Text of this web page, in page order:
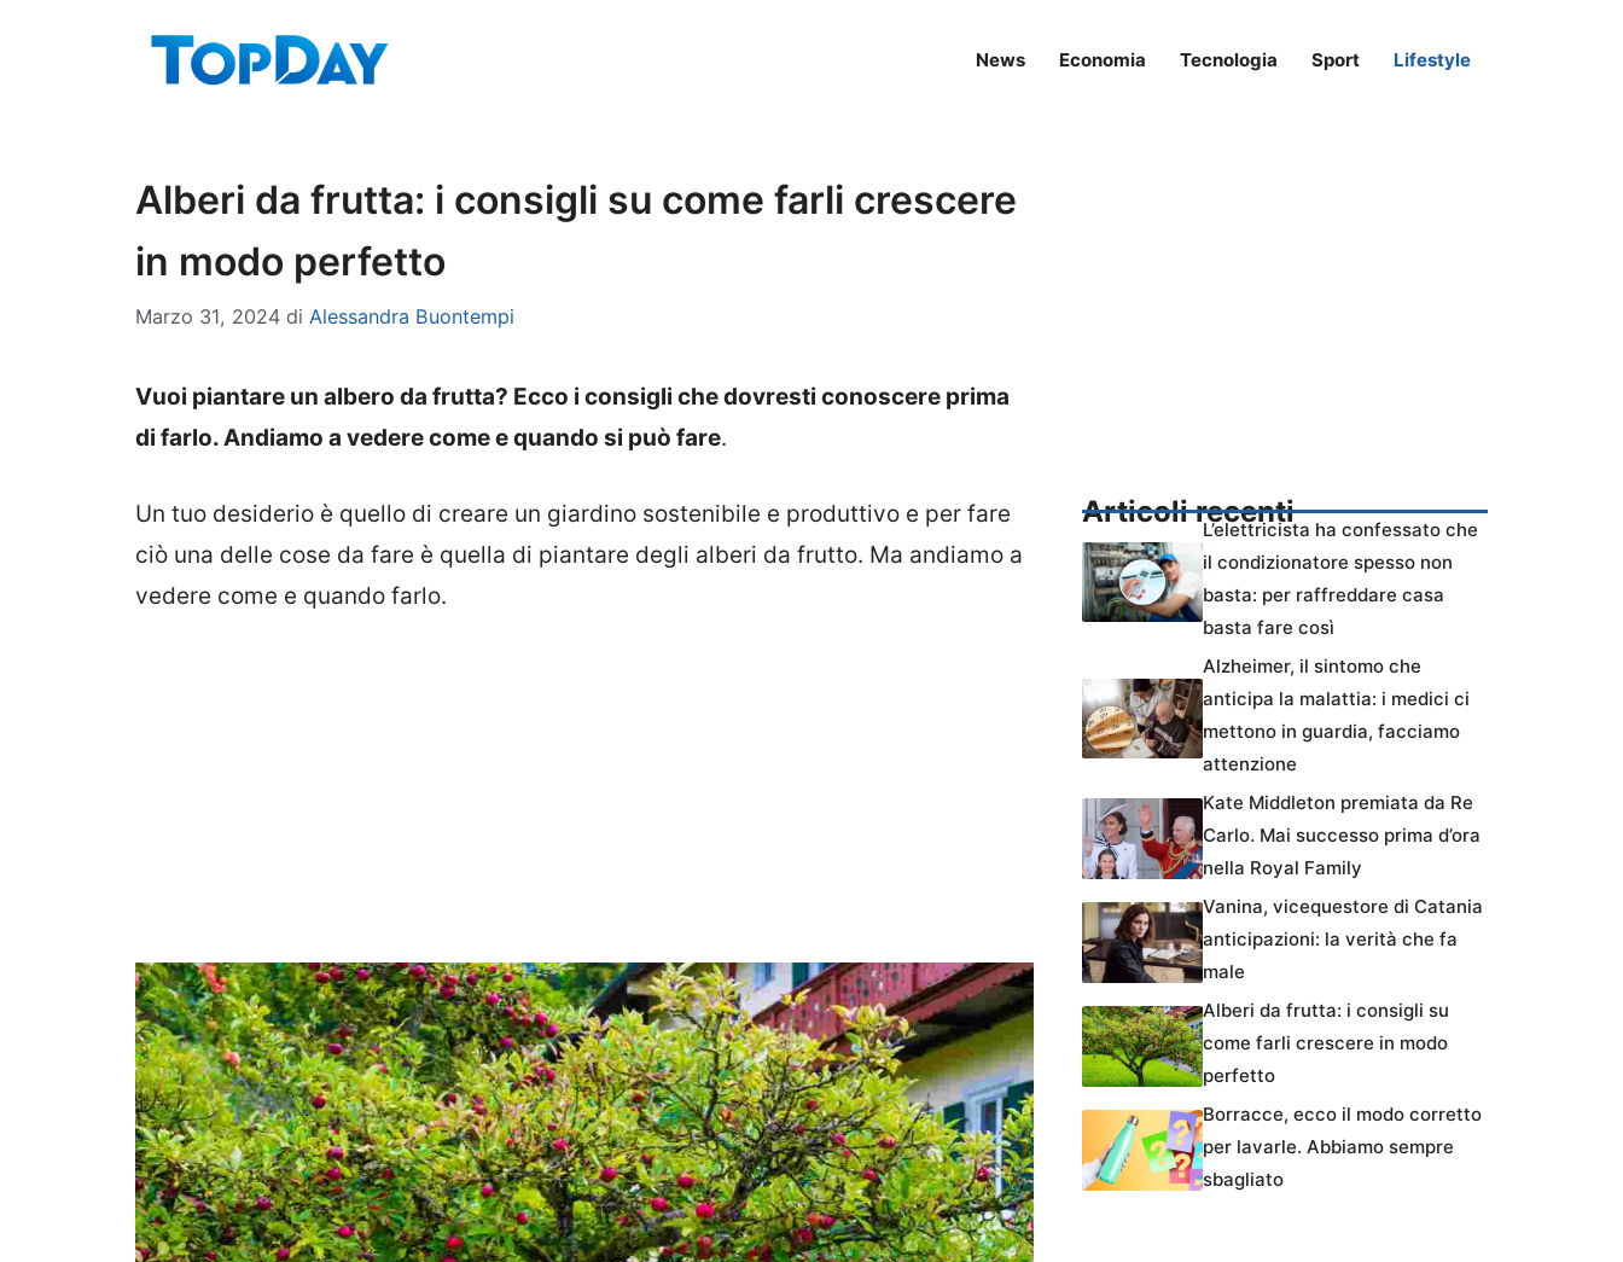
News Economia Tecnologia Sport Lifestyle
Alberi da frutta: i consigli su come farli crescere
in modo perfetto
Marzo 31, 2024 di Alessandra Buontempi
Vuoi piantare un albero da frutta? Ecco i consigli che dovresti conoscere prima
di farlo. Andiamo a vedere come e quando si può fare.
Un tuo desiderio è quello di creare un giardino sostenibile e produttivo e per fare
ciò una delle cose da fare è quella di piantare degli alberi da frutto. Ma andiamo a
vedere come e quando farlo.
Articoli recenti
L’elettricista ha confessato che
il condizionatore spesso non
basta: per raffreddare casa
basta fare così
Alzheimer, il sintomo che
anticipa la malattia: i medici ci
mettono in guardia, facciamo
attenzione
Kate Middleton premiata da Re
Carlo. Mai successo prima d’ora
nella Royal Family
Vanina, vicequestore di Catania
anticipazioni: la verità che fa
male
Alberi da frutta: i consigli su
come farli crescere in modo
perfetto
Borracce, ecco il modo corretto
per lavarle. Abbiamo sempre
sbagliato